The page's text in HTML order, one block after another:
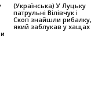
(Українська) У Луцьку
патрульні Вілівчук і
Скоп знайшли рибалку,
який заблукав у хащах